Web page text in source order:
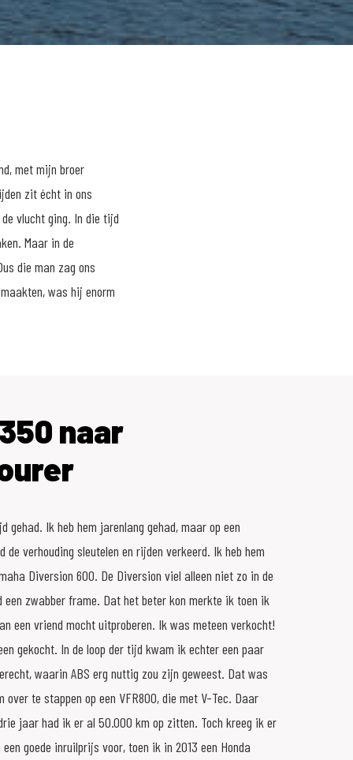
met mijn broer
zit écht in ons
vlucht ging. In die tijd
Maar in de
die man zag ons
was hij enorm
naar
gehad. Ik heb hem jarenlang gehad, maar op een
de verhouding sleutelen en rijden verkeerd. Ik heb hem
Diversion 600. De Diversion viel alleen niet zo in de
een zwabber frame. Dat het beter kon merkte ik toen ik
een vriend mocht uitproberen. Ik was meteen verkocht!
gekocht. In de loop der tijd kwam ik echter een paar
waarin ABS erg nuttig zou zijn geweest. Dat was
over te stappen op een VFR800, die met V-Tec. Daar
jaar had ik er al 50.000 km op zitten. Toch kreeg ik er
goede inruilprijs voor, toen ik in 2013 een Honda